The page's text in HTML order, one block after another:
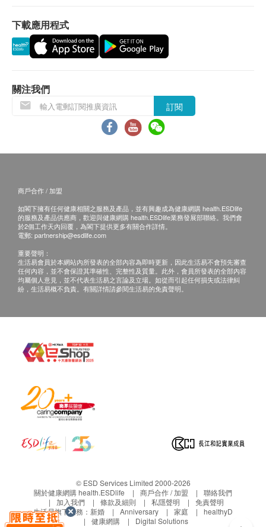
退換條款：
當顧客收取已訂購之貨品時，有責任檢查貨品是否有損
毀情況，一經確認簽收，恕不接受退換。
退換產品必須包裝完整，如退換之產品有任何殘缺或過
如有其他損壞或遺漏查詢，顧客必須保留有效收據正
本，並於送貨後3個工作天內按下列方式聯絡 Five 1
Store 客戶服務部跟進。
電郵: 51storehk@gmail.com
查詢熱線: 2833 2889
下載應用程式
關注我們
訂閱
商戶合作 / 加盟
如閣下擁有任何健康相關之服務及產品，並有興趣成為健康網購 health.ESDlife
的服務及產品供應商，歡迎與健康網購 health.ESDlife業務發展部聯絡。我們會
於2個工作天內回覆，為閣下提供更多有關合作詳情。
電郵: partnership@esdlife.com
重要聲明：
生活易會員於本網站內所發表的全部內容為即時更新，因此生活易不會預先審查
任何內容，並不會保證其準確性、完整性及質量。此外，會員所發表的全部內容
均屬個人意見，並不代表生活易之言論及立場。如從而引起任何損失或法律糾
紛，生活易概不負責。有關詳情請參閱生活易的免責聲明。
© ESD Services Limited 2000-2026
關於健康網購 health.ESDlife
商戶合作 / 加盟
聯絡我們
加入我們
條款及細則 私隱聲明
免責聲明
生活易旗下業務： 新婚 Anniversary 家庭
healthyD
健康網購
Digital Solutions